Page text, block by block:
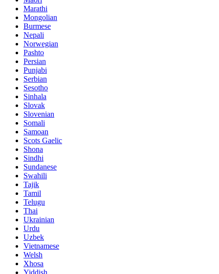
Marathi
Mongolian
Burmese
Nepali
Norwegian
Pashto
Persian
Punjabi
Serbian
Sesotho
Sinhala
Slovak
Slovenian
Somali
Samoan
Scots Gaelic
Shona
Sindhi
Sundanese
Swahili
Tajik
Tamil
Telugu
Thai
Ukrainian
Urdu
Uzbek
Vietnamese
Welsh
Xhosa
Yiddish